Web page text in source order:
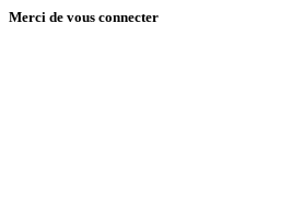
Merci de vous connecter